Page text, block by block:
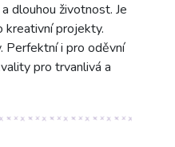
dlouhou životnost. Je
kreativní projekty.
Perfektní i pro oděvní
pro trvanlivá a